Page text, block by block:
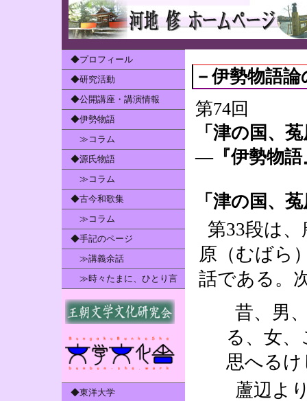
◆プロフィール
◆研究活動
◆公開講座・講演情報
◆伊勢物語
≫コラム
◆源氏物語
≫コラム
◆古今和歌集
≫コラム
◆手記のページ
≫講義余話
≫時々たまに、ひとり言
◆東洋大学
－伊勢物語
第74回
「津の国、
―『伊勢物語
「津の国、
第33段は
原（むばら
話である。
昔、男
る、女
思へる
蘆辺よ